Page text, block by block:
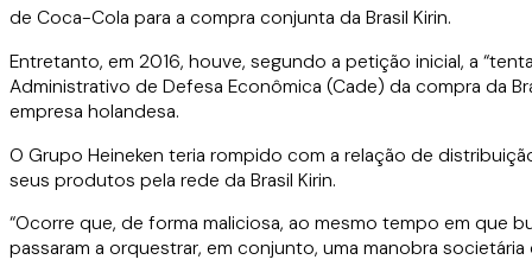
de Coca-Cola para a compra conjunta da Brasil Kirin.
Entretanto, em 2016, houve, segundo a petição inicial, a
Administrativo de Defesa Econômica (Cade) da compra da
empresa holandesa.
O Grupo Heineken teria rompido com a relação de
seus produtos pela rede da Brasil Kirin.
“Ocorre que, de forma maliciosa, ao mesmo tempo em que
passaram a orquestrar, em conjunto, uma manobra